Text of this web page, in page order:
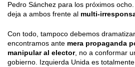
Pedro Sánchez para los próximos
deja a ambos frente al multi-
Con todo, tampoco debemos
encontramos ante mera propaganda
manipular al elector, no a conformar
gobierno. Izquierda Unida es